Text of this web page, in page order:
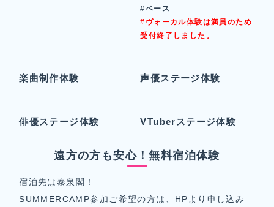
#ベース
#ヴォーカル体験は満員のため
受付終了しました。
楽曲制作体験 声優ステージ体験
俳優ステージ体験 VTuberステージ体験
遠方の方も安心！無料宿泊体験
宿泊先は泰泉閣！
SUMMERCAMP参加ご希望の方は、HPより申し込み